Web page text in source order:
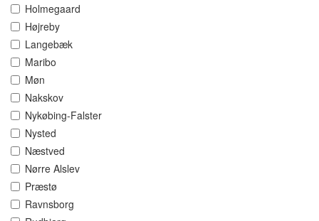
Holmegaard
Højreby
Langebæk
Maribo
Møn
Nakskov
Nykøbing-Falster
Nysted
Næstved
Nørre Alslev
Præstø
Ravnsborg